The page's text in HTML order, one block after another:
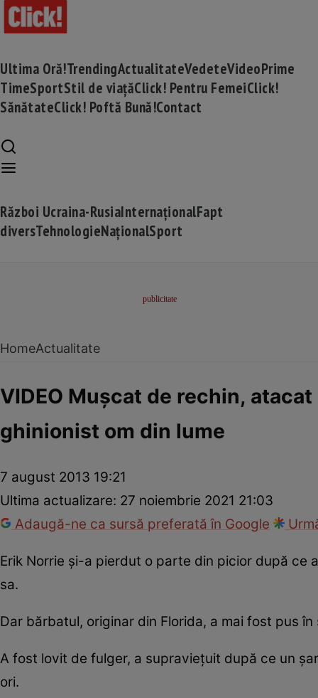
Ultima Oră!TrendingActualitateVedeteVideoPrime
TimeSportStil de viațăClick! Pentru FemeiClick!
SănătateClick! Poftă Bună!Contact
Război Ucraina-RusiaInternaționalFapt
diversTehnologieNaționalSport
HomeActualitate
VIDEO Muşcat de rechin,
ghinionist om din lume
7 august 2013 19:21
Ultima actualizare: 27 noiembrie 2021 21:03
Adaugă-ne ca sursă preferată în Google
Erik Norrie şi-a pierdut o parte din picior după ce
sa.
Dar bărbatul, originar din Florida, a mai fost pus
A fost lovit de fulger, a supravieţuit după ce un
ori.